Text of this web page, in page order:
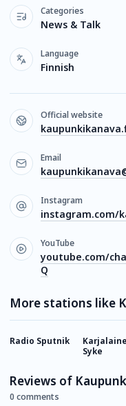
Categories
News & Talk
Language
Finnish
Official website
Email
Instagram
instagram.com/
YouTube
youtube.com/
Q
More stations like
Radio Sputnik
Syke
Reviews of
0 comments